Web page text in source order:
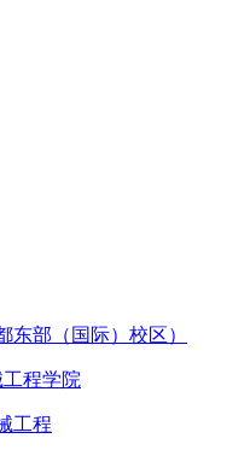
东部（国际）校区）
程学院
工程